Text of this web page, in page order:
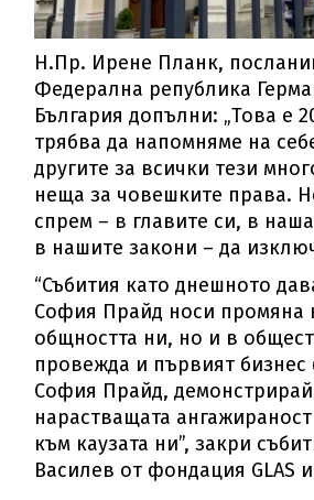
Н.Пр. Ирене Планк,
Федерална република
България допълни: „Това е
трябва да напомняме на
другите за всички тези
неща за човешките права.
спрем – в главите си, в
в нашите закони – да
“Събития като днешното
София Прайд носи промяна
общността ни, но и в
провежда и първият
София Прайд,
нарастващата
към каузата ни”, закри
Василев от фондация GLAS